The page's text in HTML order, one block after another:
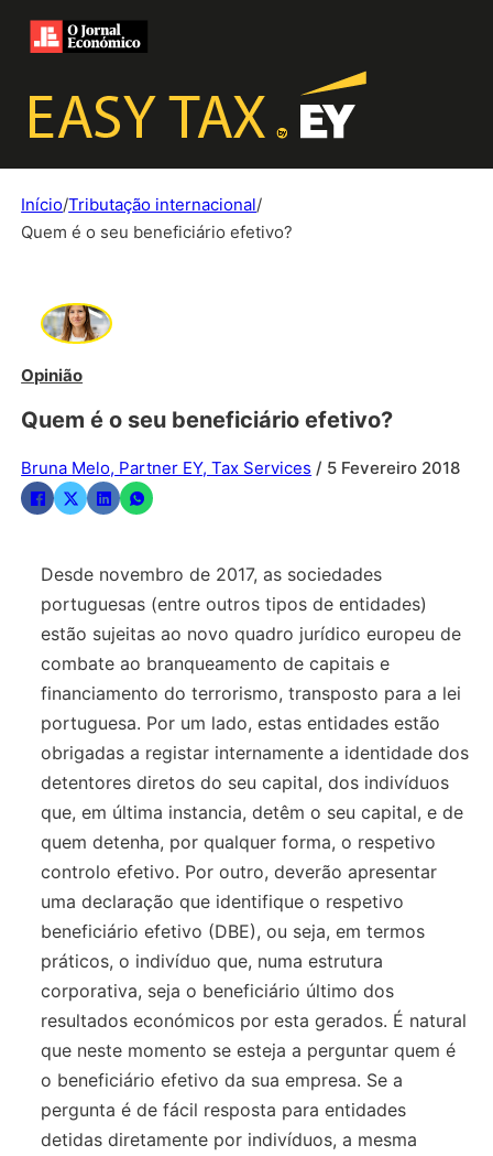
Início/Tributação internacional/
Quem é o seu beneficiário efetivo?
Opinião
Quem é o seu beneficiário efetivo?
Bruna Melo, Partner EY, Tax Services / 5 Fevereiro 2018
Desde novembro de 2017, as sociedades
portuguesas (entre outros tipos de entidades)
estão sujeitas ao novo quadro jurídico europeu de
combate ao branqueamento de capitais e
financiamento do terrorismo, transposto para a lei
portuguesa. Por um lado, estas entidades estão
obrigadas a registar internamente a identidade dos
detentores diretos do seu capital, dos indivíduos
que, em última instancia, detêm o seu capital, e de
quem detenha, por qualquer forma, o respetivo
controlo efetivo. Por outro, deverão apresentar
uma declaração que identifique o respetivo
beneficiário efetivo (DBE), ou seja, em termos
práticos, o indivíduo que, numa estrutura
corporativa, seja o beneficiário último dos
resultados económicos por esta gerados. É natural
que neste momento se esteja a perguntar quem é
o beneficiário efetivo da sua empresa. Se a
pergunta é de fácil resposta para entidades
detidas diretamente por indivíduos, a mesma